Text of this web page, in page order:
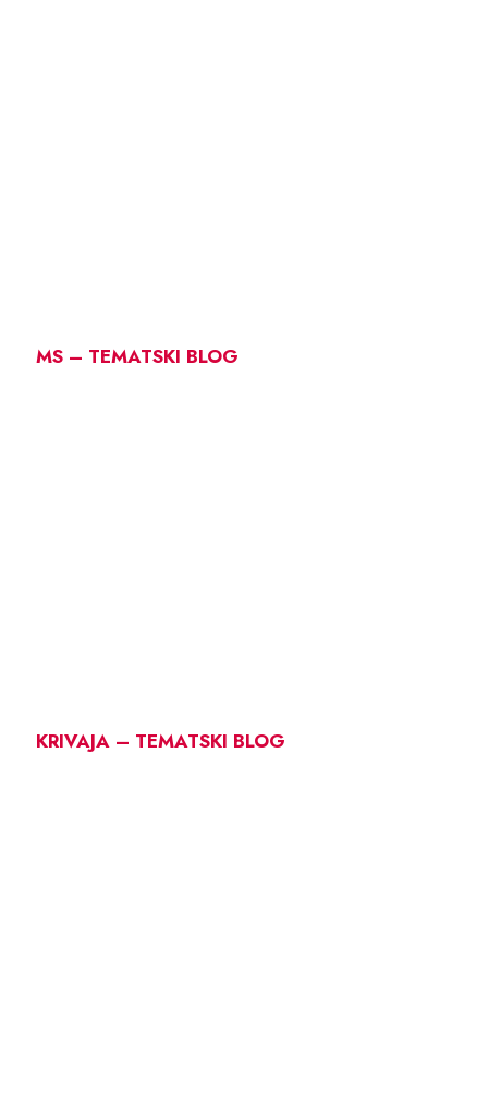
MS – TEMATSKI BLOG
KRIVAJA – TEMATSKI BLOG